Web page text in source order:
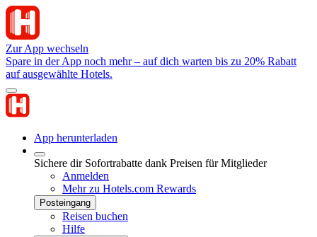
Zur App wechseln
Spare in der App noch mehr – auf dich warten bis zu 20% Rabatt
auf ausgewählte Hotels.
App herunterladen
Sichere dir Sofortrabatte dank Preisen für Mitglieder
Anmelden
Mehr zu Hotels.com Rewards
Posteingang
Reisen buchen
Hilfe